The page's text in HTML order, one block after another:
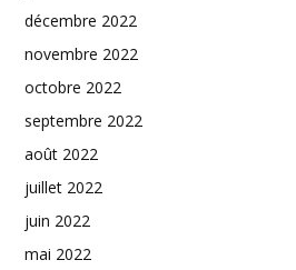
décembre 2022
novembre 2022
octobre 2022
septembre 2022
août 2022
juillet 2022
juin 2022
mai 2022